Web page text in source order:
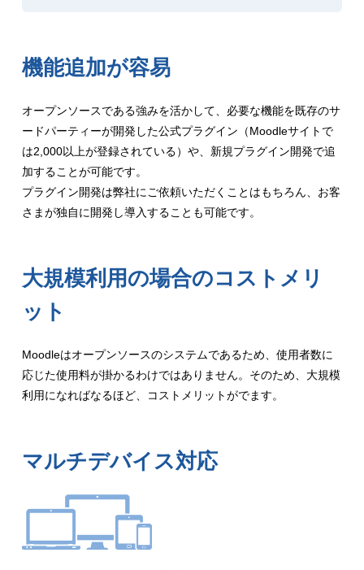
機能追加が容易
オープンソースである強みを活かして、必要な機能を既存のサ
ードパーティーが開発した公式プラグイン（Moodleサイトで
は2,000以上が登録されている）や、新規プラグイン開発で追
加することが可能です。
プラグイン開発は弊社にご依頼いただくことはもちろん、お客
さまが独自に開発し導入することも可能です。
大規模利用の場合のコストメリ
ット
Moodleはオープンソースのシステムであるため、使用者数に
応じた使用料が掛かるわけではありません。そのため、大規模
利用になればなるほど、コストメリットがでます。
マルチデバイス対応